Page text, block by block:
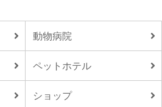
動物病院
ペットホテル
ショップ